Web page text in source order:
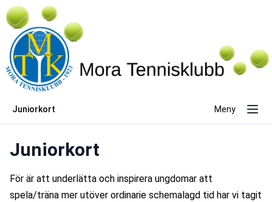
Juniorkort Meny
Juniorkort
För är att underlätta och inspirera ungdomar att
spela/träna mer utöver ordinarie schemalagd tid har vi tagit